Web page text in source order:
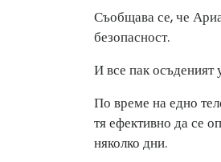
Съобщава се, че
безопасност.
И все пак
По време на едно
тя ефективно да се
няколко дни.